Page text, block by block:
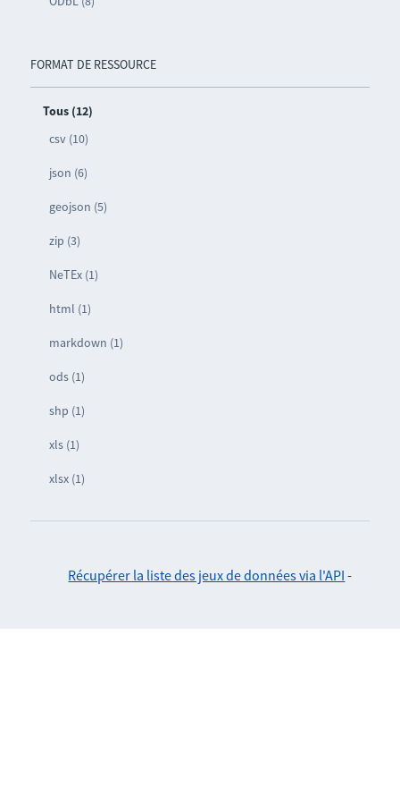
FORMAT DE RESSOURCE
Tous (12)
csv (10)
json (6)
geojson (5)
zip (3)
NeTEx (1)
html (1)
markdown (1)
ods (1)
shp (1)
xls (1)
xlsx (1)
Récupérer la liste des jeux de données via l'API -